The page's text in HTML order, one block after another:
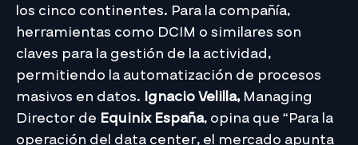
los cinco continentes. Para la compañía,
herramientas como DCIM o similares son
claves para la gestión de la actividad,
permitiendo la automatización de procesos
masivos en datos. Ignacio Velilla, Managing
Director de Equinix España, opina que “Para la
operación del data center, el mercado apunta